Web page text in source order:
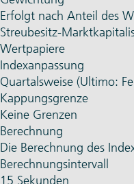
Erfolgt nach Anteil des
Streubesitz-
Wertpapiere
Indexanpassung
Quartalsweise (Ultimo:
Kappungsgrenze
Keine Grenzen
Berechnung
Die Berechnung des
Berechnungsintervall
15 Sekunden